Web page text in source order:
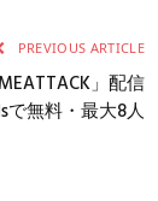
PREVIOUS ARTICLE
」配信
無料・最大8人